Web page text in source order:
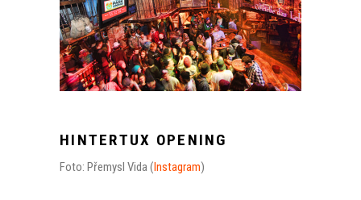
HINTERTUX OPENING
Foto: Přemysl Vida (Instagram)